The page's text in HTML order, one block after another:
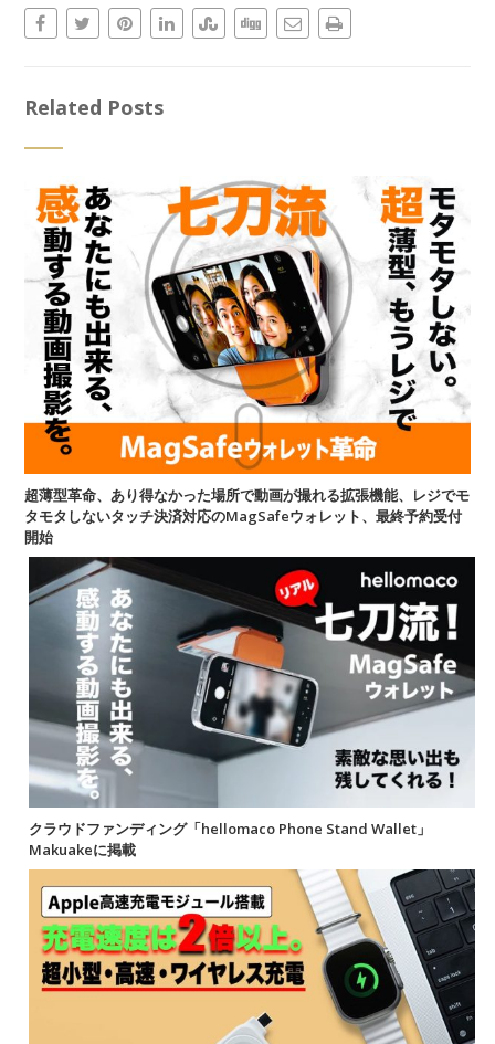
Related Posts
超薄型革命、あり得なかった場所で動画が撮れる拡張機能、レジでモ
タモタしないタッチ決済対応のMagSafeウォレット、最終予約受付
開始
クラウドファンディング「hellomaco Phone Stand Wallet」
Makuakeに掲載